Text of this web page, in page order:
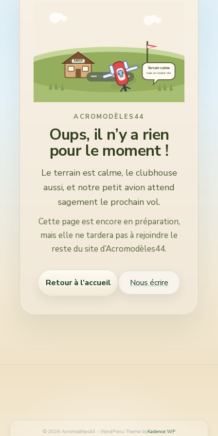
AM44
Terrain calme
mais on revient vite
ACROMODÈLES44
Oups, il n’y a rien
pour le moment !
Le terrain est calme, le clubhouse
aussi, et notre petit avion attend
sagement le prochain vol.
Cette page est encore en préparation,
mais elle ne tardera pas à rejoindre le
reste du site d’Acromodèles44.
Retour à l’accueil Nous écrire
© 2026 Acromodèles44 - WordPress Theme byKadence WP